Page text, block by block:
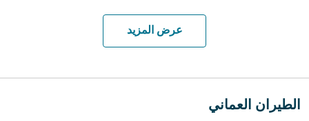
عرض المزيد
الطيران العماني